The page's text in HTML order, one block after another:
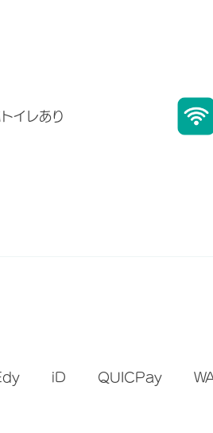
イレあり
iD QUICPay